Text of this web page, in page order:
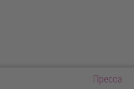
Прессa